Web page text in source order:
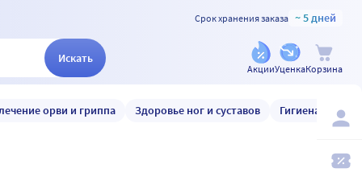
Срок хранения заказа ~ 5 дней
Искать
АкцииУценкаКорзина
орви и гриппа Здоровье ног и суставов Гигиена и уход